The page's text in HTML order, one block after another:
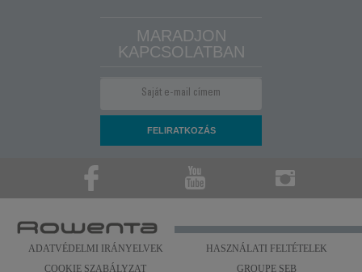
MARADJON
KAPCSOLATBAN
ADATVÉDELMI IRÁNYELVEK
HASZNÁLATI FELTÉTELEK
COOKIE SZABÁLYZAT
GROUPE SEB